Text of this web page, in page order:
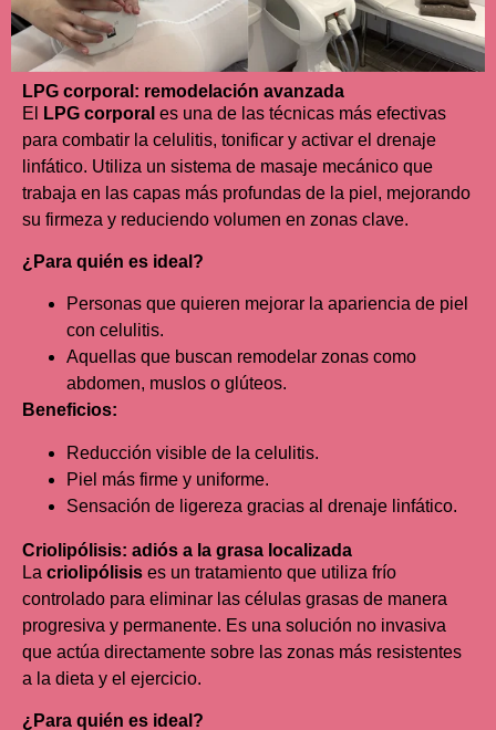
LPG corporal: remodelación avanzada
El
LPG corporal es una de las técnicas más efectivas
para combatir la celulitis, tonificar y activar el drenaje
linfático. Utiliza un sistema de masaje mecánico que
trabaja en las capas más profundas de la piel, mejorando
su firmeza y reduciendo volumen en zonas clave.
¿Para quién es ideal?
Personas que quieren mejorar la apariencia de piel
con celulitis.
Aquellas que buscan remodelar zonas como
abdomen, muslos o glúteos.
Beneficios:
Reducción visible de la celulitis.
Piel más firme y uniforme.
Sensación de ligereza gracias al drenaje linfático.
Criolipólisis: adiós a la grasa localizada
La criolipólisis es un tratamiento que utiliza frío
controlado para eliminar las células grasas de manera
progresiva y permanente. Es una solución no invasiva
que actúa directamente sobre las zonas más resistentes
a la dieta y el ejercicio.
¿Para quién es ideal?